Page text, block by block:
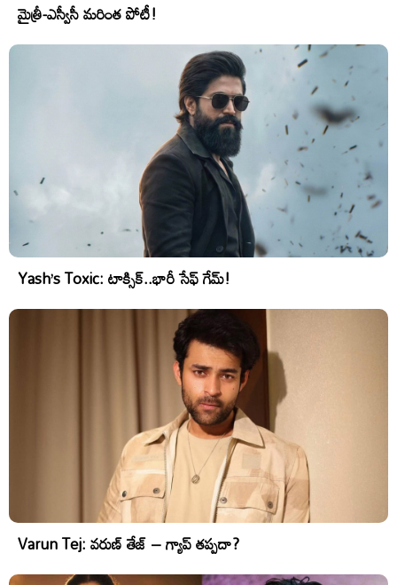
మైత్రీ-ఎస్వీసీ మరింత పోటీ!
Yash’s Toxic: టాక్సిక్..భారీ సేఫ్ గేమ్!
Varun Tej: వరుణ్ తేజ్ – గ్యాప్ తప్పదా?